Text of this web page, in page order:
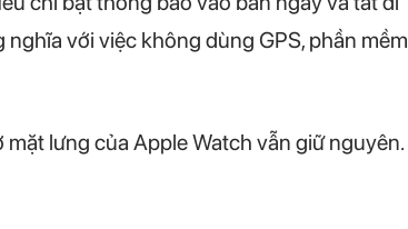
với việc không dùng GPS, phần mềm
lưng của Apple Watch vẫn giữ nguyên.